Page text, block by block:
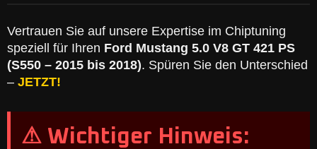
Vertrauen Sie auf unsere Expertise im Chiptuning
speziell für Ihren Ford Mustang 5.0 V8 GT 421 PS
(S550 – 2015 bis 2018). Spüren Sie den Unterschied
– JETZT!
⚠ Wichtiger Hinweis: